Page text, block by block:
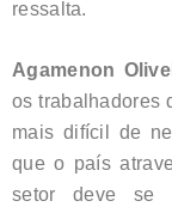
ressalta.
Agamenon
os trabalhadores
mais difícil de
que o país
setor deve se